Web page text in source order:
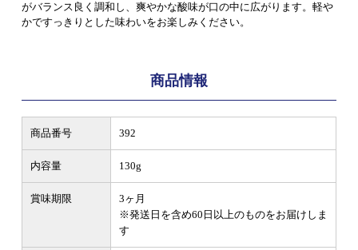
がバランス良く調和し、爽やかな酸味が口の中に広がります。軽や
かですっきりとした味わいをお楽しみください。
商品情報
商品番号 392
内容量 130g
賞味期限
3ヶ月
※発送日を含め60日以上のものをお届けしま
す